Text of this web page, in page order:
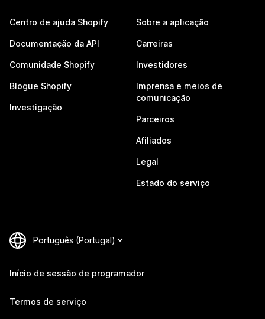
Centro de ajuda Shopify
Documentação da API
Comunidade Shopify
Blogue Shopify
Investigação
Sobre a aplicação
Carreiras
Investidores
Imprensa e meios de
comunicação
Parceiros
Afiliados
Legal
Estado do serviço
Início de sessão de programador
Termos de serviço